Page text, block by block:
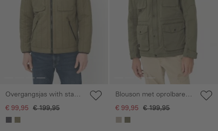
Overgangsjas with stand-
up collar
€ 99,95 € 199,95
Blouson met oprolbare
capuchon
€ 99,95 € 199,95